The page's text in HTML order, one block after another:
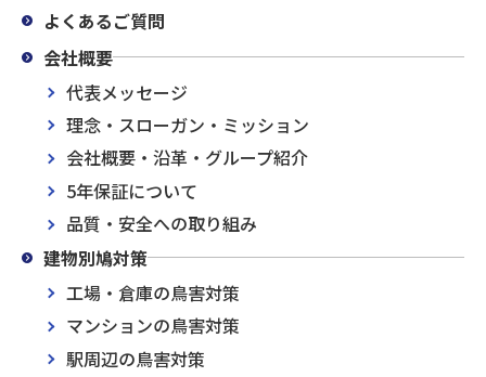
よくあるご質問
会社概要
代表メッセージ
理念・スローガン・ミッション
会社概要・沿革・グループ紹介
5年保証について
品質・安全への取り組み
建物別鳩対策
工場・倉庫の鳥害対策
マンションの鳥害対策
駅周辺の鳥害対策